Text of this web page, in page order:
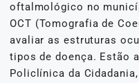
oftalmológico no
OCT (Tomografia de
avaliar as estruturas
tipos de doença. Estão
Policlínica da